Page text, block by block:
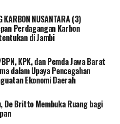
KARBON NUSANTARA (3)
Perdagangan Karbon
di Jambi
KPK, dan Pemda Jawa Barat
dalam Upaya Pencegahan
Ekonomi Daerah
De Britto Membuka Ruang bagi